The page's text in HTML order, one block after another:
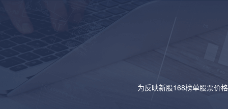
为反映新股168榜单股票价